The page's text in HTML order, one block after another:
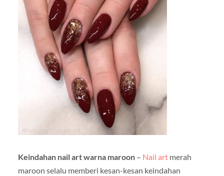
Keindahan nail art warna maroon– Nail artmerah
maroon selalu memberi kesan-kesan keindahan